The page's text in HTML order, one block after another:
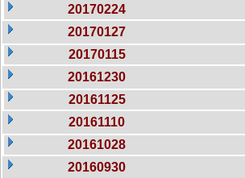
20170224
20170127
20170115
20161230
20161125
20161110
20161028
20160930